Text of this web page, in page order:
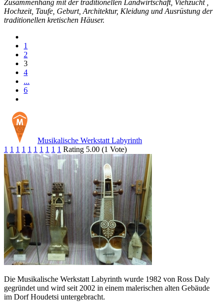
Zusammenhang mit der traditionellen Landwirtschaft, Viehzucht ,
Hochzeit, Taufe, Geburt, Architektur, Kleidung und Ausrüstung der
traditionellen kretischen Häuser.
1
2
3
4
...
6
Musikalische Werkstatt Labyrinth
1 1 1 1 1 1 1 1 1 1 Rating 5.00 (1 Vote)
Die Musikalische Werkstatt Labyrinth wurde 1982 von Ross Daly
gegründet und wird seit 2002 in einem malerischen alten Gebäude
im Dorf Houdetsi untergebracht.